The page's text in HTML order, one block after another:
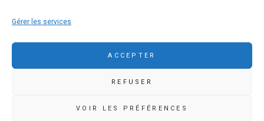
Gérer les services
ACCEPTER
REFUSER
VOIR LES PRÉFÉRENCES
02 98 86 36 46
www.ccpcp.bzh